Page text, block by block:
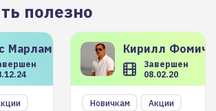
полезно
Марламов Кирилл
Завершен
08.02.20
Новичкам
Акции